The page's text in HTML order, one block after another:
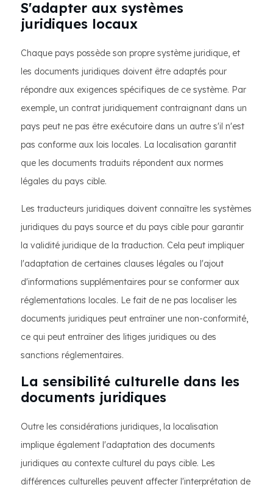
S'adapter aux systèmes
juridiques locaux
Chaque pays possède son propre système juridique, et
les documents juridiques doivent être adaptés pour
répondre aux exigences spécifiques de ce système. Par
exemple, un contrat juridiquement contraignant dans un
pays peut ne pas être exécutoire dans un autre s'il n'est
pas conforme aux lois locales. La localisation garantit
que les documents traduits répondent aux normes
légales du pays cible.
Les traducteurs juridiques doivent connaître les systèmes
juridiques du pays source et du pays cible pour garantir
la validité juridique de la traduction. Cela peut impliquer
l'adaptation de certaines clauses légales ou l'ajout
d'informations supplémentaires pour se conformer aux
réglementations locales. Le fait de ne pas localiser les
documents juridiques peut entraîner une non-conformité,
ce qui peut entraîner des litiges juridiques ou des
sanctions réglementaires.
La sensibilité culturelle dans les
documents juridiques
Outre les considérations juridiques, la localisation
implique également l'adaptation des documents
juridiques au contexte culturel du pays cible. Les
différences culturelles peuvent affecter l'interprétation de